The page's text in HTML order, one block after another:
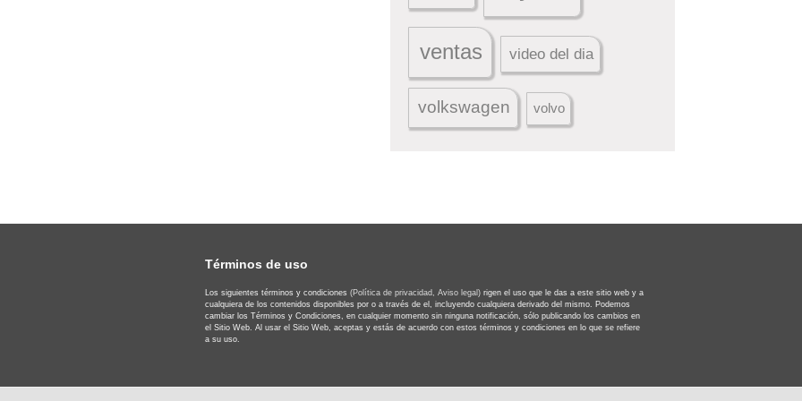
ventas video del dia
volkswagen volvo
Términos de uso
Los siguientes términos y condiciones (Política de privacidad, Aviso legal) rigen el uso que le das a este sitio web y a
cualquiera de los contenidos disponibles por o a través de el, incluyendo cualquiera derivado del mismo. Podemos
cambiar los Términos y Condiciones, en cualquier momento sin ninguna notificación, sólo publicando los cambios en
el Sitio Web. Al usar el Sitio Web, aceptas y estás de acuerdo con estos términos y condiciones en lo que se refiere
a su uso.